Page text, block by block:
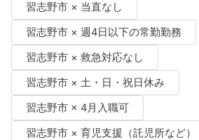
習志野市 × 当直なし
習志野市 × 週4日以下の常勤勤務
習志野市 × 救急対応なし
習志野市 × 土・日・祝日休み
習志野市 × 4月入職可
習志野市 × 育児支援（託児所など）